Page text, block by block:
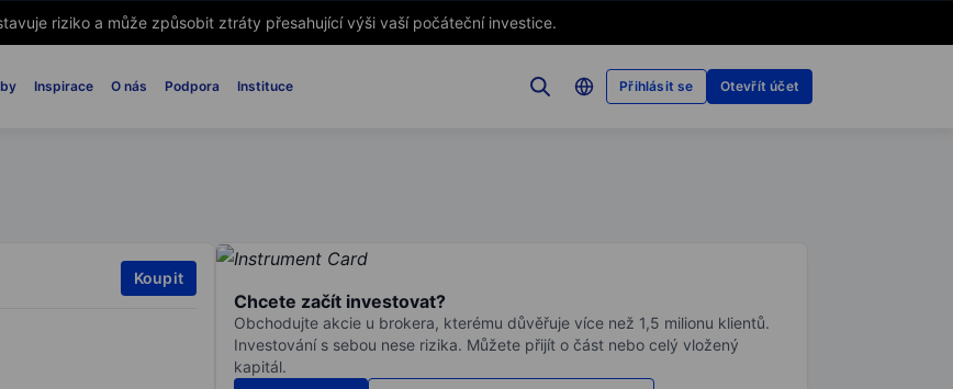
riziko a může způsobit ztráty přesahující výši vaší počáteční investice.
Inspirace O nás Podpora Instituce Přihlásit se Otevřít účet
Koupit
Chcete začít investovat?
Obchodujte akcie u brokera, kterému důvěřuje více než 1,5 milionu klientů.
Investování s sebou nese rizika. Můžete přijít o část nebo celý vložený
kapitál.